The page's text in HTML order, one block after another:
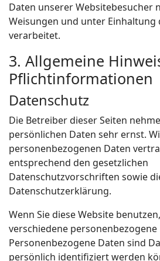
Daten unserer Websitebesucher
Weisungen und unter Einhaltung
verarbeitet.
3. Allgemeine
Pflicht­informationen
Datenschutz
Die Betreiber dieser Seiten
persönlichen Daten sehr ernst.
personenbezogenen Daten
entsprechend den gesetzlichen
Datenschutzvorschriften sowie
Datenschutzerklärung.
Wenn Sie diese Website
verschiedene
Personenbezogene Daten sind
persönlich identifiziert werden